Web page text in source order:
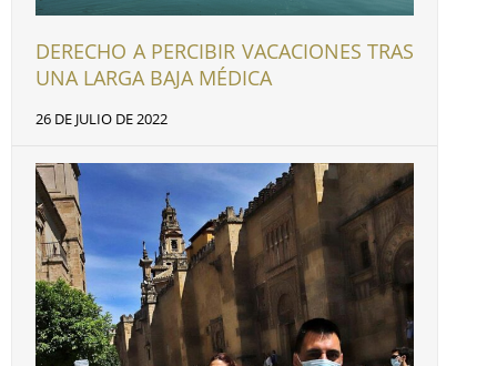
DERECHO A PERCIBIR VACACIONES TRAS
UNA LARGA BAJA MÉDICA
26 DE JULIO DE 2022